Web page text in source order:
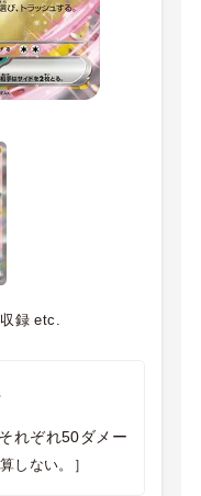
収録 etc.
れぞれ50ダメー
しない。］